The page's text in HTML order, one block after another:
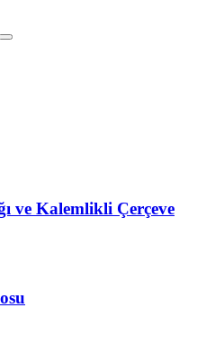
ve Kalemlikli Çerçeve